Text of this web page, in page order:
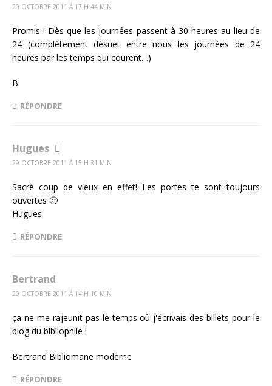
29 OCTOBRE 2011 Á 17 H 44 MIN
Promis ! Dès que les journées passent à 30 heures au lieu de
24 (complètement désuet entre nous les journées de 24
heures par les temps qui courent…)
B.
RÉPONDRE
Hugues
29 OCTOBRE 2011 Á 15 H 31 MIN
Sacré coup de vieux en effet! Les portes te sont toujours
ouvertes 🙂
Hugues
RÉPONDRE
Bertrand
29 OCTOBRE 2011 Á 14 H 10 MIN
ça ne me rajeunit pas le temps où j'écrivais des billets pour le
blog du bibliophile !
Bertrand Bibliomane moderne
RÉPONDRE